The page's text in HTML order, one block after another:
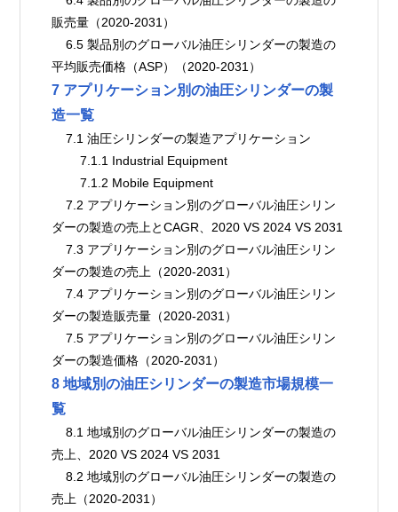
販売量（2020-2031）
    6.5 製品別のグローバル油圧シリンダーの製造の
平均販売価格（ASP）（2020-2031）
7 アプリケーション別の油圧シリンダーの製
造一覧
    7.1 油圧シリンダーの製造アプリケーション
        7.1.1 Industrial Equipment
        7.1.2 Mobile Equipment
    7.2 アプリケーション別のグローバル油圧シリン
ダーの製造の売上とCAGR、2020 VS 2024 VS 2031
    7.3 アプリケーション別のグローバル油圧シリン
ダーの製造の売上（2020-2031）
    7.4 アプリケーション別のグローバル油圧シリン
ダーの製造販売量（2020-2031）
    7.5 アプリケーション別のグローバル油圧シリン
ダーの製造価格（2020-2031）
8 地域別の油圧シリンダーの製造市場規模一
覧
    8.1 地域別のグローバル油圧シリンダーの製造の
売上、2020 VS 2024 VS 2031
    8.2 地域別のグローバル油圧シリンダーの製造の
売上（2020-2031）